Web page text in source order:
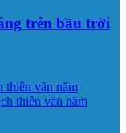
trên bầu trời
thiên văn năm
thiên văn năm